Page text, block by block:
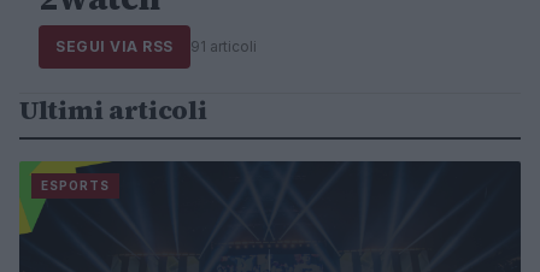
SEGUI VIA RSS 91 articoli
Ultimi articoli
ESPORTS